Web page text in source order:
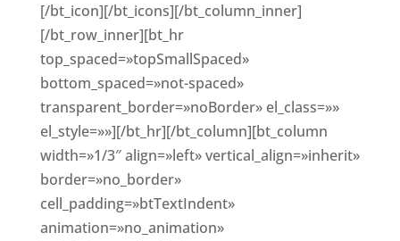
[/bt_icon][/bt_icons][/bt_column_inner]
[/bt_row_inner][bt_hr
top_spaced=»topSmallSpaced»
bottom_spaced=»not-spaced»
transparent_border=»noBorder» el_class=»»
el_style=»»][/bt_hr][/bt_column][bt_column
width=»1/3″ align=»left» vertical_align=»inherit»
border=»no_border»
cell_padding=»btTextIndent»
animation=»no_animation»